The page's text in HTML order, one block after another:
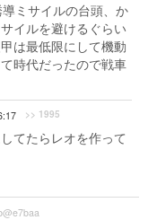
ミサイルの台頭、か
イルを避けるぐらい
は最低限にして機動
時代だったので戦車
>> 1995
てたらレオを作って